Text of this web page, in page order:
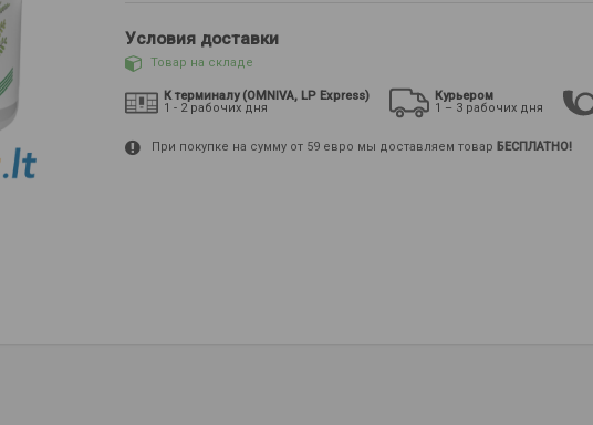
Условия доставки
Товар на складе
К терминалу (OMNIVA, LP Express)
1 - 2 рабочих дня
Курьером
1 – 3 рабочих дня
При покупке на сумму от 59 евро мы доставляем товар БЕСПЛАТНО!